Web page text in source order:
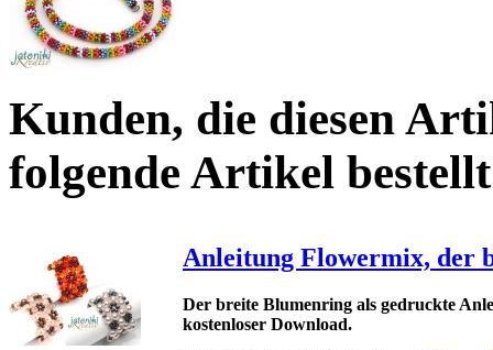
Kunden, die diesen
folgende Artikel
Anleitung Flowermix, der
Der breite Blumenring als gedruckte
kostenloser Download.